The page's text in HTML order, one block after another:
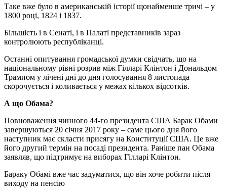
Таке вже було в американській історії щонайменше тричі – у
1800 році, 1824 і 1837.
Більшість і в Сенаті, і в Палаті представників зараз
контролюють республіканці.
Останні опитування громадської думки свідчать, що на
національному рівні розрив між Гілларі Клінтон і Дональдом
Трампом у лічені дні до дня голосування 8 листопада
скорочується і коливається у межах кількох відсотків.
А що Обама?
Повноваження чинного 44-го президента США Барак Обами
завершуються 20 січня 2017 року – саме цього дня його
наступник має скласти присягу на Конституції США. Це вже
його другий термін на посаді президента. Раніше пан Обама
заявляв, що підтримує на виборах Гілларі Клінтон.
Бараку Обамі вже час задуматися, що він хоче робити після
виходу на пенсію